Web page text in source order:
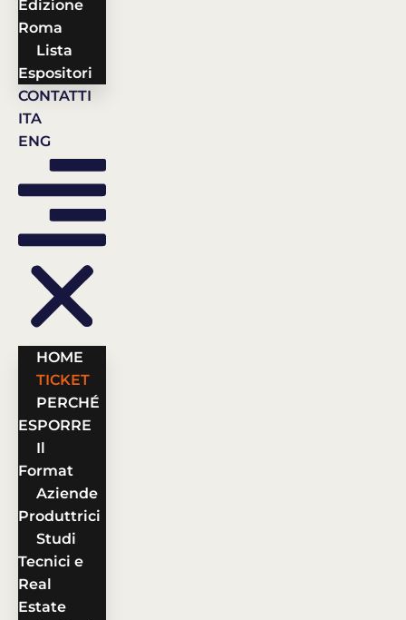
Edizione
Roma
Lista
Espositori
CONTATTI
ITA
ENG
HOME
TICKET
PERCHÉ
ESPORRE
Il
Format
Aziende
Produttrici
Studi
Tecnici e
Real
Estate